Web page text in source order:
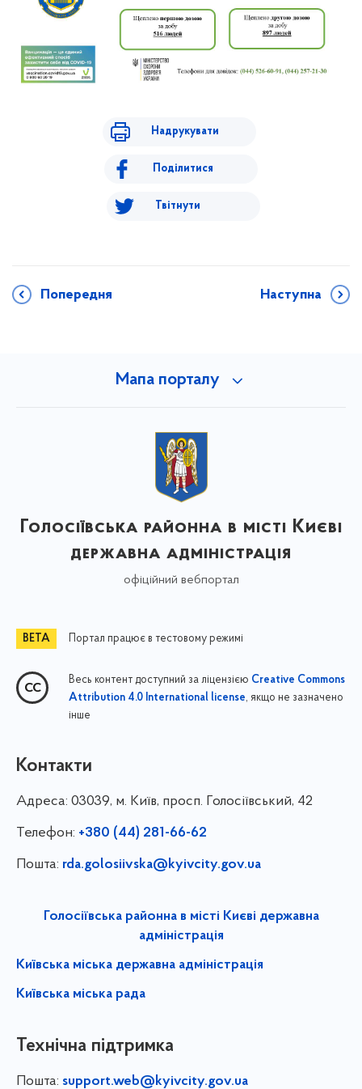
Надрукувати
Поділитися
Твітнути
Попередня Наступна
Мапа порталу
Голосіївська районна в місті Києві
державна адміністрація
офіційний вебпортал
Портал працює в тестовому режимі
Весь контент доступний за ліцензією Creative Commons
Attribution 4.0 International license, якщо не зазначено
інше
Контакти
Адреса: 03039, м. Київ, просп. Голосіївський, 42
Телефон: +380 (44) 281-66-62
Пошта: rda.golosiivska@kyivcity.gov.ua
Голосіївська районна в місті Києві державна
адміністрація
Київська міська державна адміністрація
Київська міська рада
Технічна підтримка
Пошта: support.web@kyivcity.gov.ua